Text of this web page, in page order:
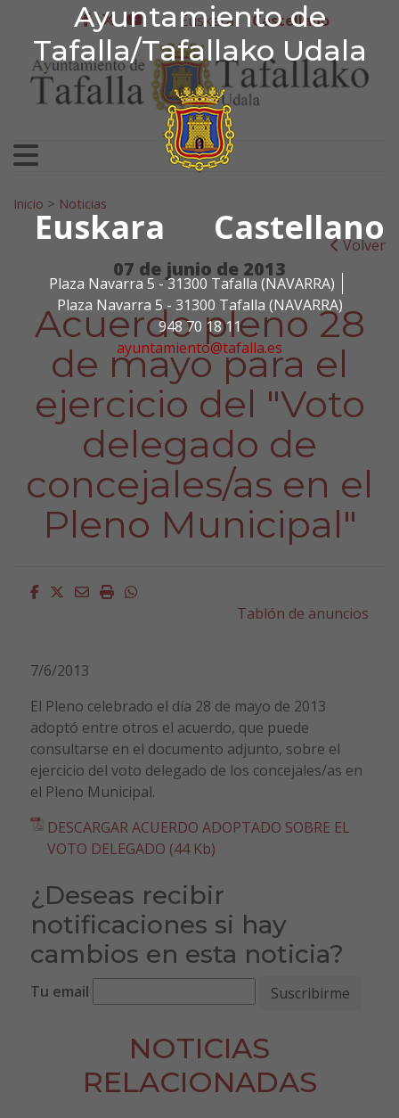
Ayuntamiento de
Tafalla/Tafallako Udala
Euskara Castellano
Plaza Navarra 5 - 31300 Tafalla (NAVARRA)
Plaza Navarra 5 - 31300 Tafalla (NAVARRA)
948 70 18 11
ayuntamiento@tafalla.es
Ir al contenido
Ayuntamiento de
facebook
twitter
youtube
Euskera Castellano
Search for:
Inicio > Noticias
Volver
07 de junio de 2013
Acuerdo pleno 28
de mayo para el
ejercicio del "Voto
delegado de
concejales/as en el
Pleno Municipal"
Facebook
Twitter
EmailImprimirWhatsapp
Tablón de anuncios
7/6/2013
El Pleno celebrado el día 28 de mayo de 2013
adoptó entre otros el acuerdo, que puede
consultarse en el documento adjunto, sobre el
ejercicio del voto delegado de los concejales/as en
el Pleno Municipal.
DESCARGAR ACUERDO ADOPTADO SOBRE EL
VOTO DELEGADO (44 Kb)
¿Deseas recibir
notificaciones si hay
cambios en esta noticia?
Tu email
NOTICIAS
RELACIONADAS